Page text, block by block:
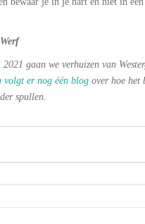
gaan we verhuizen van
volgt er nog één blog over hoe het
spullen.